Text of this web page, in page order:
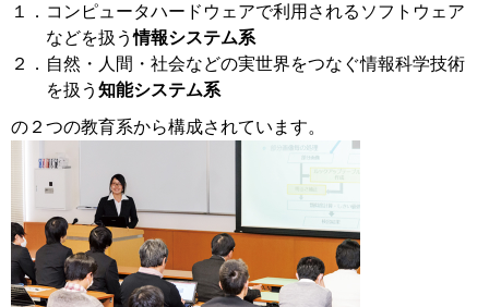
１．コンピュータハードウェアで利用されるソフトウェア
などを扱う情報システム系
２．自然・人間・社会などの実世界をつなぐ情報科学技術
を扱う 知能システム系
の２つの教育系から構成されています。